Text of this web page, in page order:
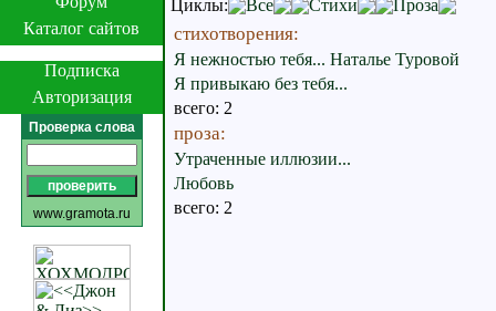
Каталог сайтов
Подписка
Авторизация
Проверка слова
www.gramota.ru
Циклы:
Все Стихи Проза
стихотворения:
Я нежностью тебя... Натальe Туровой
Я привыкаю без тебя...
всего: 2
проза:
Утраченные иллюзии...
Любовь
всего: 2